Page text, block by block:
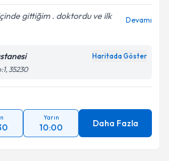
gittiğim . doktordu ve ilk
Devamı
Haritada Göster
35230
Yarın
10:00 Daha Fazla